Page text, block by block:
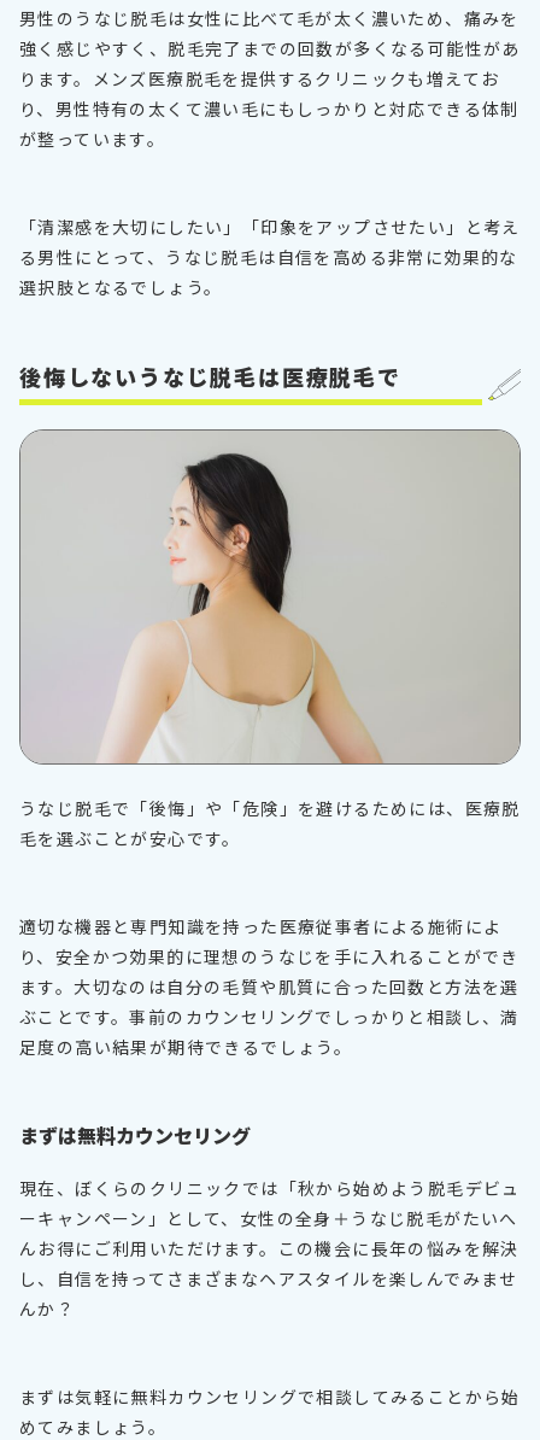
男性のうなじ脱毛は女性に比べて毛が太く濃いため、痛みを
強く感じやすく、脱毛完了までの回数が多くなる可能性があ
ります。メンズ医療脱毛を提供するクリニックも増えてお
り、男性特有の太くて濃い毛にもしっかりと対応できる体制
が整っています。
「清潔感を大切にしたい」「印象をアップさせたい」と考え
る男性にとって、うなじ脱毛は自信を高める非常に効果的な
選択肢となるでしょう。
後悔しないうなじ脱毛は医療脱毛で
うなじ脱毛で「後悔」や「危険」を避けるためには、医療脱
毛を選ぶことが安心です。
適切な機器と専門知識を持った医療従事者による施術によ
り、安全かつ効果的に理想のうなじを手に入れることができ
ます。大切なのは自分の毛質や肌質に合った回数と方法を選
ぶことです。事前のカウンセリングでしっかりと相談し、満
足度の高い結果が期待できるでしょう。
まずは無料カウンセリング
現在、ぼくらのクリニックでは「秋から始めよう脱毛デビュ
ーキャンペーン」として、女性の全身＋うなじ脱毛がたいへ
んお得にご利用いただけます。この機会に長年の悩みを解決
し、自信を持ってさまざまなヘアスタイルを楽しんでみませ
んか？
まずは気軽に無料カウンセリングで相談してみることから始
めてみましょう。